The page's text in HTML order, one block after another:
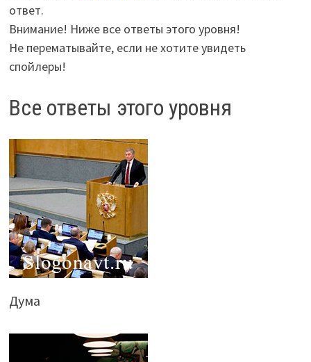
ответ.
Внимание! Ниже все ответы этого уровня!
Не перематывайте, если не хотите увидеть
спойлеры!
Все ответы этого уровня
Дума